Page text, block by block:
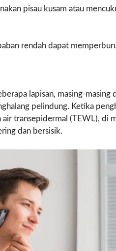
pisau kusam atau
rendah dapat
lapisan, masing-masing
pelindung. Ketika
transepidermal (TEWL), di
dan bersisik.